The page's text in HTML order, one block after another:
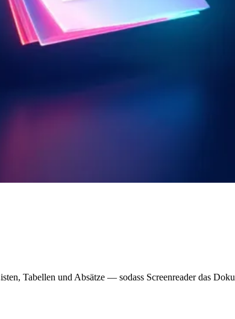
Tabellen und Absätze — sodass Screenreader das